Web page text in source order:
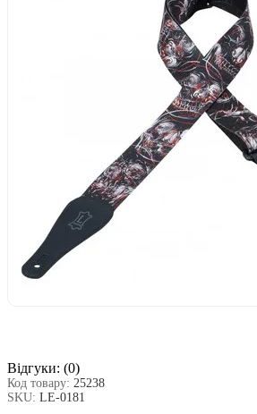
Відгуки: (0)
Код товару: 25238
SKU: LE-0181